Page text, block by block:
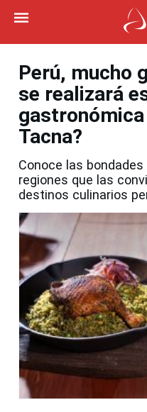
Perú, mucho
se realizará
Tacna?
Conoce las
regiones que las
destinos culinarios